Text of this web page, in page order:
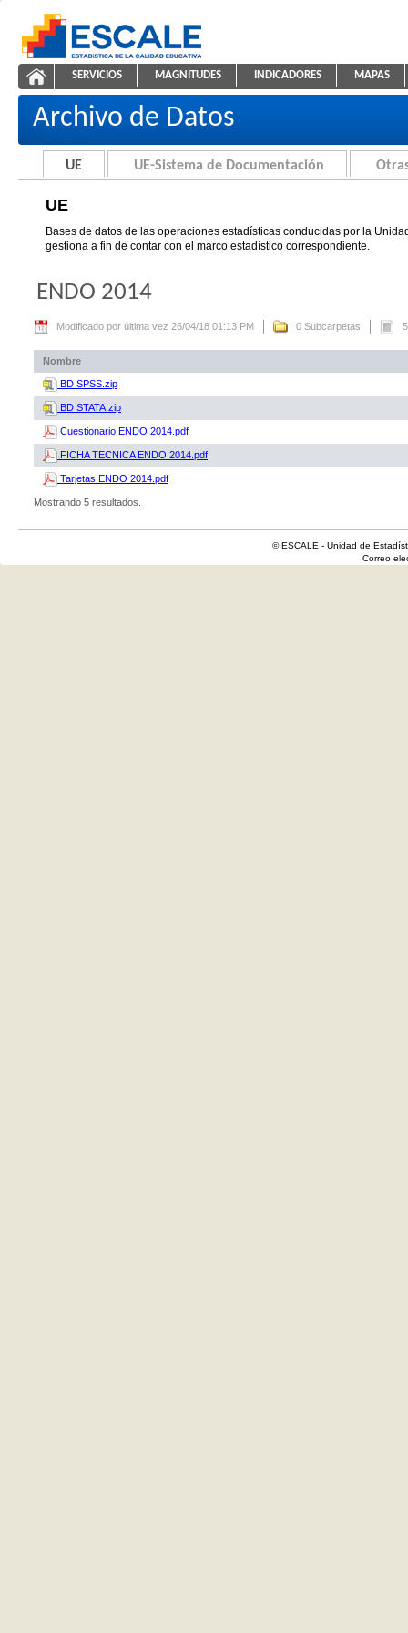
ESCALE - Unidad de Estadística Educativa
UE
NAVEGACIÓN
SERVICIOS MAGNITUDES INDICADORES MAPAS
Archivo de Datos
UE UE-Sistema de Documentación
UE
Bases de datos de las operaciones estadísticas conducidas por la
gestiona a fin de contar con el marco estadístico correspondiente.
ENDO 2014
Modificado por última vez 26/04/18 01:13 PM 0 Subcarpetas
Nombre
BD SPSS.zip
BD STATA.zip
Cuestionario ENDO 2014.pdf
FICHA TECNICA ENDO 2014.pdf
Tarjetas ENDO 2014.pdf
Mostrando 5 resultados.
© ESCALE - Unidad de
Correo